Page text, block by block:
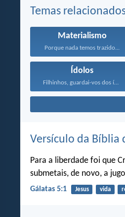
Temas
Materialismo
Porque nada temos trazido...
Ídolos
Filhinhos, guardai-vos dos ídolos...
Versículo da Bíblia
Para a liberdade foi que
submetais, de novo, a
Gálatas 5:1 Jesus vida